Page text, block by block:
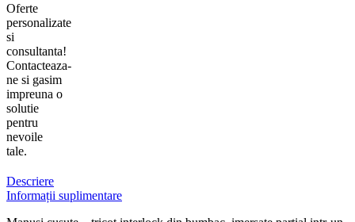
Oferte
personalizate
si
consultanta!
Contacteaza-
ne si gasim
impreuna o
solutie
pentru
nevoile
tale.
Descriere
Informații suplimentare